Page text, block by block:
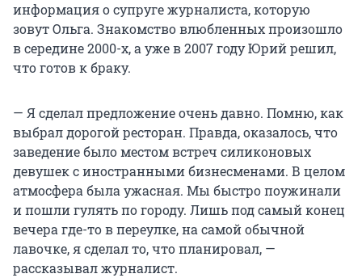
информация о супруге журналиста, которую
зовут Ольга. Знакомство влюбленных произошло
в середине 2000-х, а уже в 2007 году Юрий решил,
что готов к браку.
— Я сделал предложение очень давно. Помню, как
выбрал дорогой ресторан. Правда, оказалось, что
заведение было местом встреч силиконовых
девушек с иностранными бизнесменами. В целом
атмосфера была ужасная. Мы быстро поужинали
и пошли гулять по городу. Лишь под самый конец
вечера где-то в переулке, на самой обычной
лавочке, я сделал то, что планировал, —
рассказывал журналист.